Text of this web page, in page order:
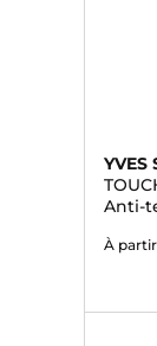
YVES
Anti-
À